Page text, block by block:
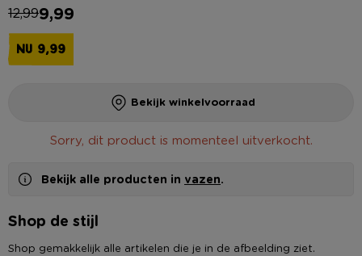
12,999,99
NU 9,99
Bekijk winkelvoorraad
Sorry, dit product is momenteel uitverkocht.
Bekijk alle producten in vazen.
Shop de stijl
Shop gemakkelijk alle artikelen die je in de afbeelding ziet.